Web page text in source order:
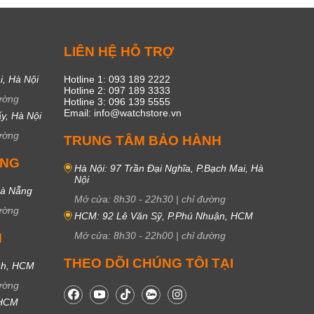
Hà Nội
Hà Nội
Nẵng
HCM
LIÊN HỆ HỖ TRỢ
Hotline 1: 093 189 2222
Hotline 2: 097 189 3333
Hotline 3: 096 139 5555
Email: info@watchstore.vn
TRUNG TÂM BẢO HÀNH
Hà Nội: 97 Trần Đại Nghĩa, P.Bạch Mai, Hà
Nội
Mở cửa: 8h30 - 22h30 | chỉ đường
HCM: 92 Lê Văn Sỹ, P.Phú Nhuận, HCM
Mở cửa: 8h30 - 22h00 | chỉ đường
THEO DÕI CHÚNG TÔI TẠI